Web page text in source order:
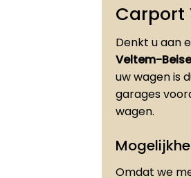
Carport
Denkt u aan
Veltem-
uw wagen is
garages
wagen.
Omdat we